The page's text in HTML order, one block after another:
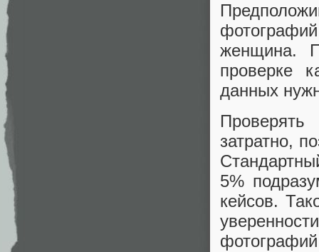
женщина.
проверке
данных
затратно,
5%
кейсов.